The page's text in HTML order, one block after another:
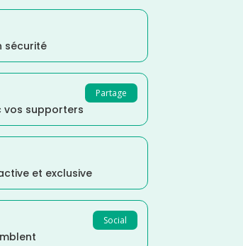
sécurité
Partage
vos supporters
et exclusive
Social